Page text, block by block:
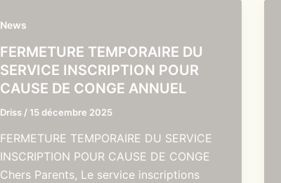
News
FERMETURE TEMPORAIRE DU
SERVICE INSCRIPTION POUR
CAUSE DE CONGE ANNUEL
Driss / 15 décembre 2025
FERMETURE TEMPORAIRE DU SERVICE
INSCRIPTION POUR CAUSE DE CONGE
Chers Parents, Le service inscriptions